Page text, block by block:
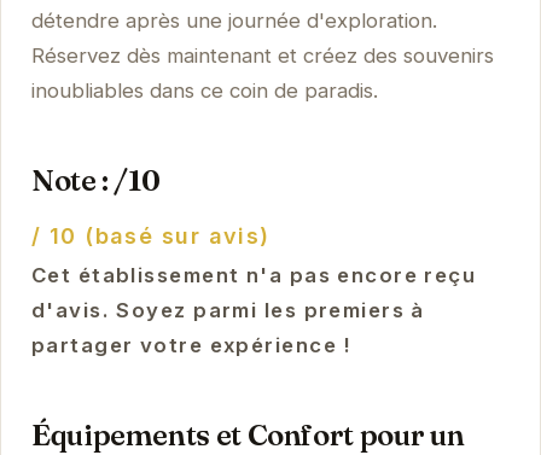
détendre après une journée d'exploration.
Réservez dès maintenant et créez des souvenirs
inoubliables dans ce coin de paradis.
Note : /10
/ 10 (basé sur avis)
Cet établissement n'a pas encore reçu
d'avis. Soyez parmi les premiers à
partager votre expérience !
Équipements et Confort pour un